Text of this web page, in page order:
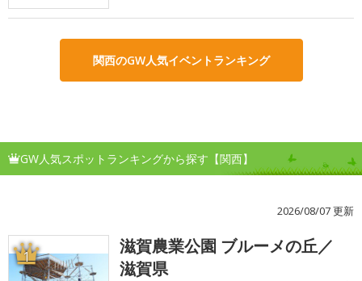
関西のGW人気イベントランキング
GW人気スポットランキングから探す【関西】
2026/08/07 更新
1
滋賀農業公園 ブルーメの丘／
滋賀県